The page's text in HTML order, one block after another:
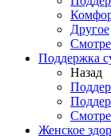
Другое
Поддержка
Назад
Женское